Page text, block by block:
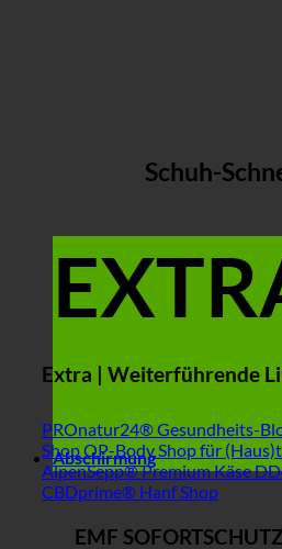
Schuh-
Extra | Weiterführende
PROnatur24® Gesundheits-
ShopOP-Body Shop für
AlpenSepp® Premium Käse
CBDprime® Hanf Shop
Abschirmung
EMF SOFORTSCHUTZ